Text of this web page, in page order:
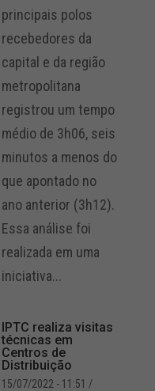
principais polos
recebedores da
capital e da região
metropolitana
registrou um tempo
médio de 3h06, seis
minutos a menos do
que apontado no
ano anterior (3h12).
Essa análise foi
realizada em uma
iniciativa...
IPTC realiza visitas
técnicas em
Centros de
Distribuição
15/07/2022 - 11:51 /